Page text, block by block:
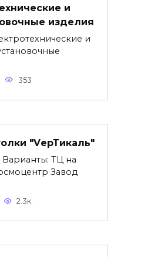
и
изделия
и
353
"VерТикаль"
ТЦ на
Завод
2.3к.